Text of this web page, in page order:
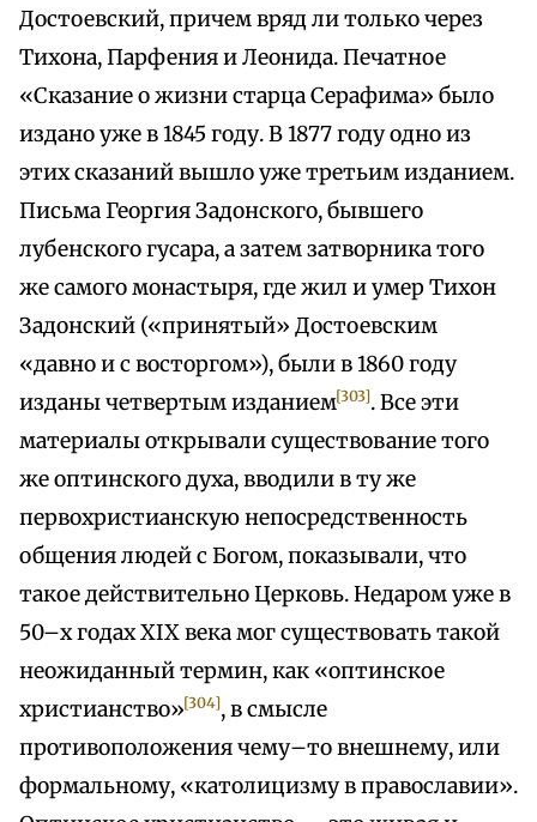
Достоевский, причем вряд ли только через
Тихона, Парфения и Леонида. Печатное
«Сказание о жизни старца Серафима» было
издано уже в 1845 году. В 1877 году одно из
этих сказаний вышло уже третьим изданием.
Письма Георгия Задонского, бывшего
лубенского гусара, а затем затворника того
же самого монастыря, где жил и умер Тихон
Задонский («принятый» Достоевским
«давно и с восторгом»), были в 1860 году
изданы четвертым изданием[303]. Все эти
материалы открывали существование того
же оптинского духа, вводили в ту же
первохристианскую непосредственность
общения людей с Богом, показывали, что
такое действительно Церковь. Недаром уже в
50–х годах XIX века мог существовать такой
неожиданный термин, как «оптинское
христианство»[304], в смысле
противоположения чему–то внешнему, или
формальному, «католицизму в православии».